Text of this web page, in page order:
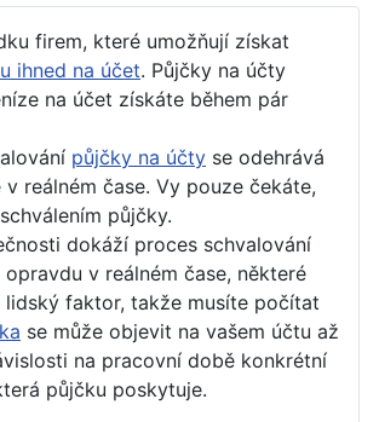
firem, které umožňují získat
ihned na účet. Půjčky na účty
na účet získáte během pár
půjčky na účty se odehrává
reálném čase. Vy pouze čekáte,
půjčky.
dokáží proces schvalování
v reálném čase, některé
faktor, takže musíte počítat
se může objevit na vašem účtu až
na pracovní době konkrétní
půjčku poskytuje.